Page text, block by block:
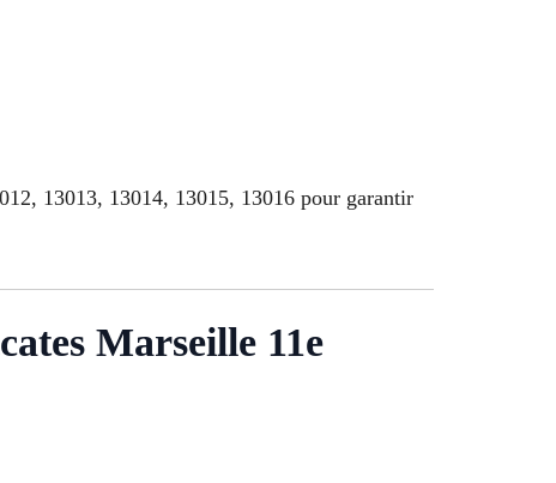
13013, 13014, 13015, 13016 pour garantir
Marseille 11e